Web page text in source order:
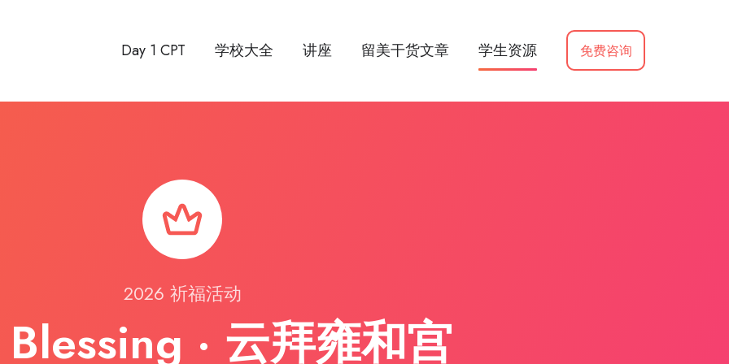
Day 1 CPT 学校大全 讲座 留美干货文章 学生资源 免费咨询
2026 祈福活动
· 云拜雍和宫